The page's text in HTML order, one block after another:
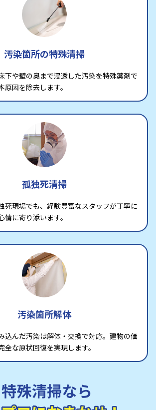
汚染箇所の特殊清掃
下や壁の奥まで浸透した汚染を特殊薬剤で
因を除去します。
孤独死清掃
死現場でも、経験豊富なスタッフが丁寧に
に寄り添います。
汚染箇所解体
込んだ汚染は解体・交換で対応。建物の価
全な原状回復を実現します。